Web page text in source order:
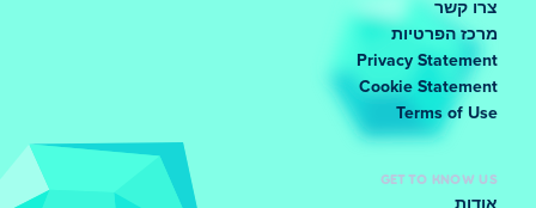
צרו קשר
מרכז הפרטיות
Privacy Statement
Cookie Statement
Terms of Use
GET TO KNOW US
אודות